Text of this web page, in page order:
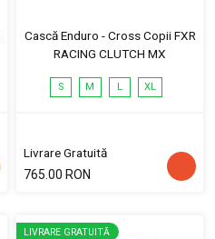
Cască Enduro - Cross Copii FXR
RACING CLUTCH MX
S M L XL
Livrare Gratuită
765.00 RON
LIVRARE GRATUITĂ